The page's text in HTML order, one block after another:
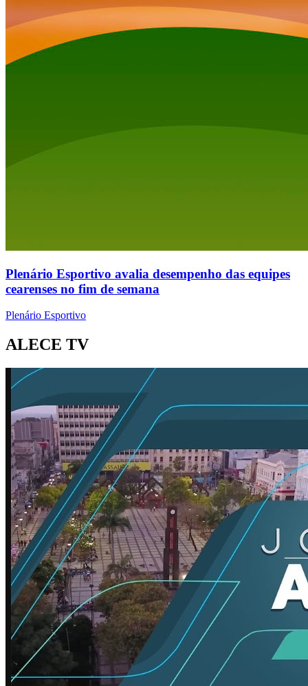
Plenário Esportivo avalia desempenho das equipes
cearenses no fim de semana
Plenário Esportivo
ALECE TV